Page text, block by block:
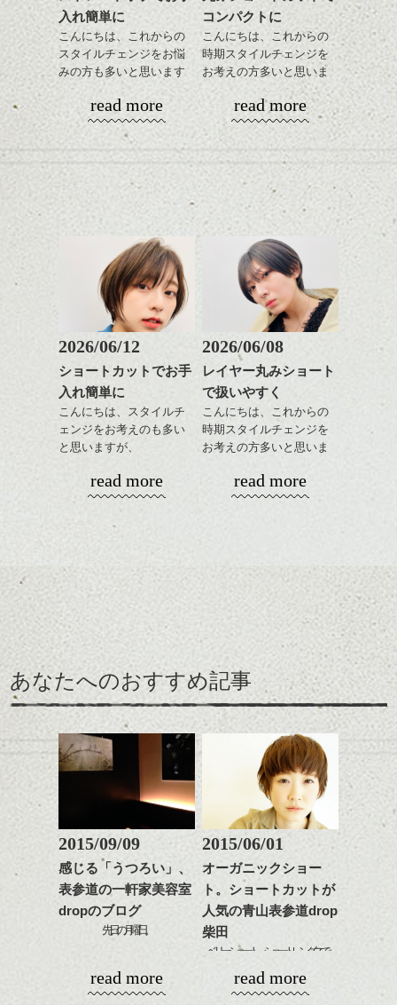
入れ簡単に
こんにちは、これからの
スタイルチェンジをお悩
みの方も多いと思います
が、
やっぱりボブでお手入れ
しやすいスタイルだと毎
日のスタイリングも簡単
で良いですよ。
あご下のラインでやや長
も出しやすくていろいろ
おすすめですね。
前髪もやや重めにカット
してラインを強調するの
す、
目元が引き締まった印象
に。
カラーリングとの組み合
わせで質感に変化をつけ
ながら楽しむ事ができる
のも
とても良いところです。
ダークトーンの色味でク
すめですよ。
ナチュラルなトーンの色
で柔らかさをプラスする
のも良いですね。
またクセ毛の方は質感調
髪質改善すると
更に扱いやすくなるので
おすすめです。
いつものスタイリングが
ドライした後オイルやワ
ックスをなじませるだけ
これからのスタイルチェ
ンジの事、髪質に合った
read more
コンパクトに
こんにちは、これからの
時期スタイルチェンジを
お考えの方多いと思いま
す。
コンパクトなフォルムが
全体のバランスを良く見
せてくれる効果もあり、
いろんなシーンに雰囲気
をだしやすくスタイリン
グも簡単で良いので朝の
時短にも◎
そんなショートカット。
軽めの前髪で透け感を演
出できるので、
この時期とてもおすすめ
ラーで全体にツヤと透明
質感も綺麗に見せやす
スタイリング方法は全体
をドライした後、
ワックスとオイルを混ぜ
ながらもみこみ、なじま
質感をかるくととのえな
がら耳かけアレンジする
のも良い感じです。
これからのスタイルチェ
ンジ、似合うカラーリン
グの事やお手入れ方法な
ど
是非なんでもご相談して
下さいね。
シバタ
read more
2026/06/12
ショートカットでお手
入れ簡単に
こんにちは、スタイルチ
ェンジをお考えのも多い
と思いますが、
演出したスタイルもこれ
からの季節とてもおすす
前髪を軽めに調整し、フ
ェイスラインのデザイン
ですっきりした印象にな
バックを短めにカットし
全体のボリューム感がコ
ンパクトになるようにす
るのが良い感じです。
ベージュ系等の肌を綺麗
に見せる効果のあるカラ
ーリングをプラスして透
って毎日のお手入れも簡
read more
2026/06/08
レイヤー丸みショート
で扱いやすく
こんにちは、これからの
時期スタイルチェンジを
お考えの方多いと思いま
コンパクトなフォルムが
をだしやすくスタイリン
グも簡単で良いので朝の
時短にも◎
そんなショートカット。
軽めの前髪で透け感を演
出できるので、
この時期とてもおすすめ
ですよ。
ナチュラルなベージュカ
ラーで全体にツヤと透明
感をプラスして
質感も綺麗に見せやす
スタイリング方法は全体
をドライした後、
ワックスとオイルを混ぜ
ながらもみこみ、なじま
せます。
質感をかるくととのえな
のも良い感じです。
read more
あなたへのおすすめ記事
2015/09/09
感じる「うつろい」、
表参道の一軒家美容室
dropのブログ
先日の月曜日。
原逸平さんの写真展へ行って参りました。
read more
2015/06/01
オーガニックショー
ト。ショートカットが
人気の青山表参道drop
柴田
ベリーショート～ショートレングスで、
オーガニックな質感、
read more